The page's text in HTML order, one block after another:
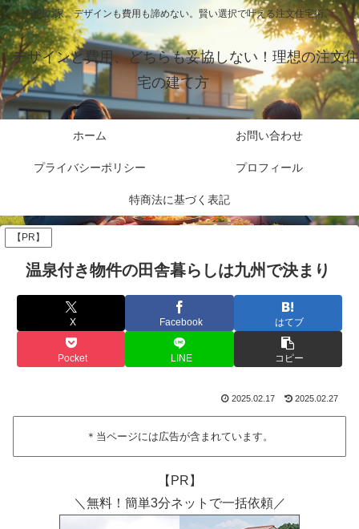
理想の家、デザインも費用も諦めない。賢い選択で叶える注文住宅術。
デザインと費用、どちらも妥協しない！理想の注文住
宅の建て方
ホーム お問い合わせ
プライバシーポリシー プロフィール
特商法に基づく表記
【PR】
温泉付き物件の田舎暮らしは九州で決まり
X Facebook はてブ
Pocket LINE コピー
2025.02.17 2025.02.27
＊当ページには広告が含まれています。
【PR】
＼無料！簡単3分ネットで一括依頼／